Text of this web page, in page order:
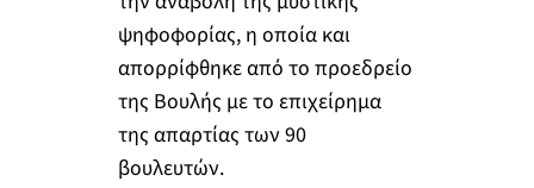
ψηφοφορίας, η οποία και
απορρίφθηκε από το προεδρείο
της Βουλής με το επιχείρημα
της απαρτίας των 90
βουλευτών.